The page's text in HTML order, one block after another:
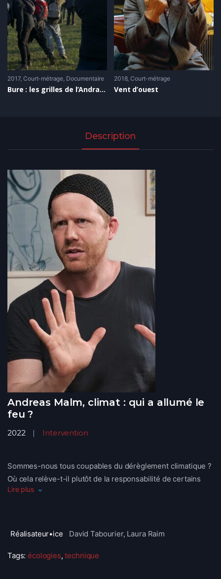
2017 Court-métrage, Documentaire
Bure : les grilles de l’Andra sont tombées !
2018 Court-métrage
Vent d’ouest
Description
Andreas Malm, climat : qui a allumé le
feu ?
2022 Intervention
Sommes-nous tous coupables du dérèglement climatique ?
Où cela relève-t-il plutôt de la responsabilité de certains
pays, groupes sociaux ou systèmes économiques ?
fossiles, est à l’origine de la crise. Un capitalisme vert est-il
Lire plus
Réalisateur•ice David Tabourier, Laura Raim
Tags:écologies,technique